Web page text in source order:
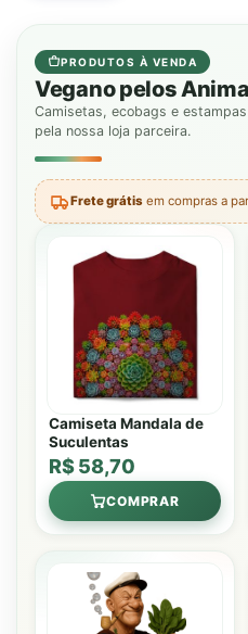
PRODUTOS À VENDA
Vegano pelos
Camisetas, ecobags e
pela nossa loja parceira.
Frete grátis em compras a
Camiseta Mandala de
Suculentas
R$ 58,70
COMPRAR